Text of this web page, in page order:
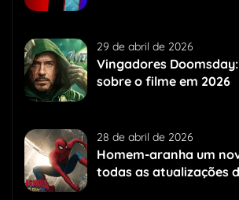
29 de abril de 2026
Vingadores
sobre o filme em 2026
28 de abril de 2026
Homem-aranha um
todas as atualizações